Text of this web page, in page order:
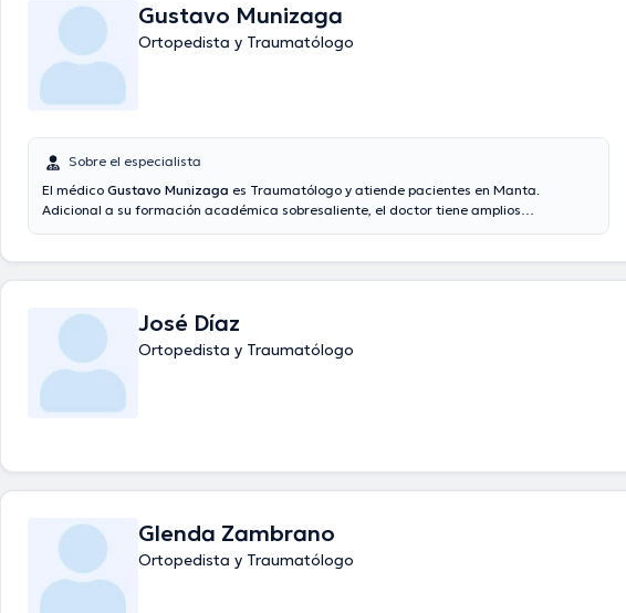
Gustavo Munizaga
Ortopedista y Traumatólogo
Sobre el especialista
El médico Gustavo Munizaga es Traumatólogo y atiende pacientes en Manta.
Adicional a su formación académica sobresaliente, el doctor tiene amplios
compartido numerosas ediciones.
José Díaz
Ortopedista y Traumatólogo
Glenda Zambrano
Ortopedista y Traumatólogo